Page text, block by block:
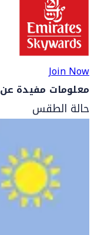
Join Now
معلومات مفيدة عن
حالة الطقس